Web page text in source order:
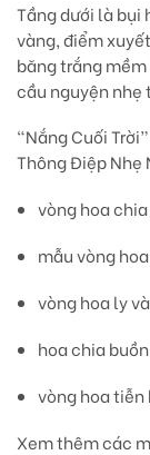
Tầng dưới là bụi
vàng, điểm
băng trắng
cầu nguyện nhẹ
“Nắng Cuối
Thông Điệp Nhẹ
vòng hoa
mẫu vòng
vòng hoa ly
hoa chia
vòng hoa
Xem thêm các